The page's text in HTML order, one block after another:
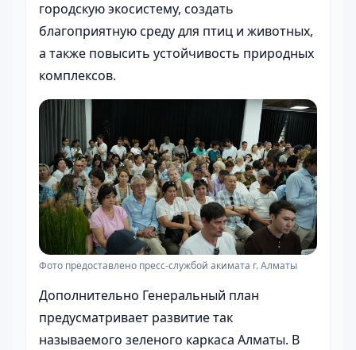
городскую экосистему, создать
благоприятную среду для птиц и животных,
а также повысить устойчивость природных
комплексов.
Фото предоставлено пресс-службой акимата г. Алматы
Дополнительно Генеральный план
предусматривает развитие так
называемого зеленого каркаса Алматы. В